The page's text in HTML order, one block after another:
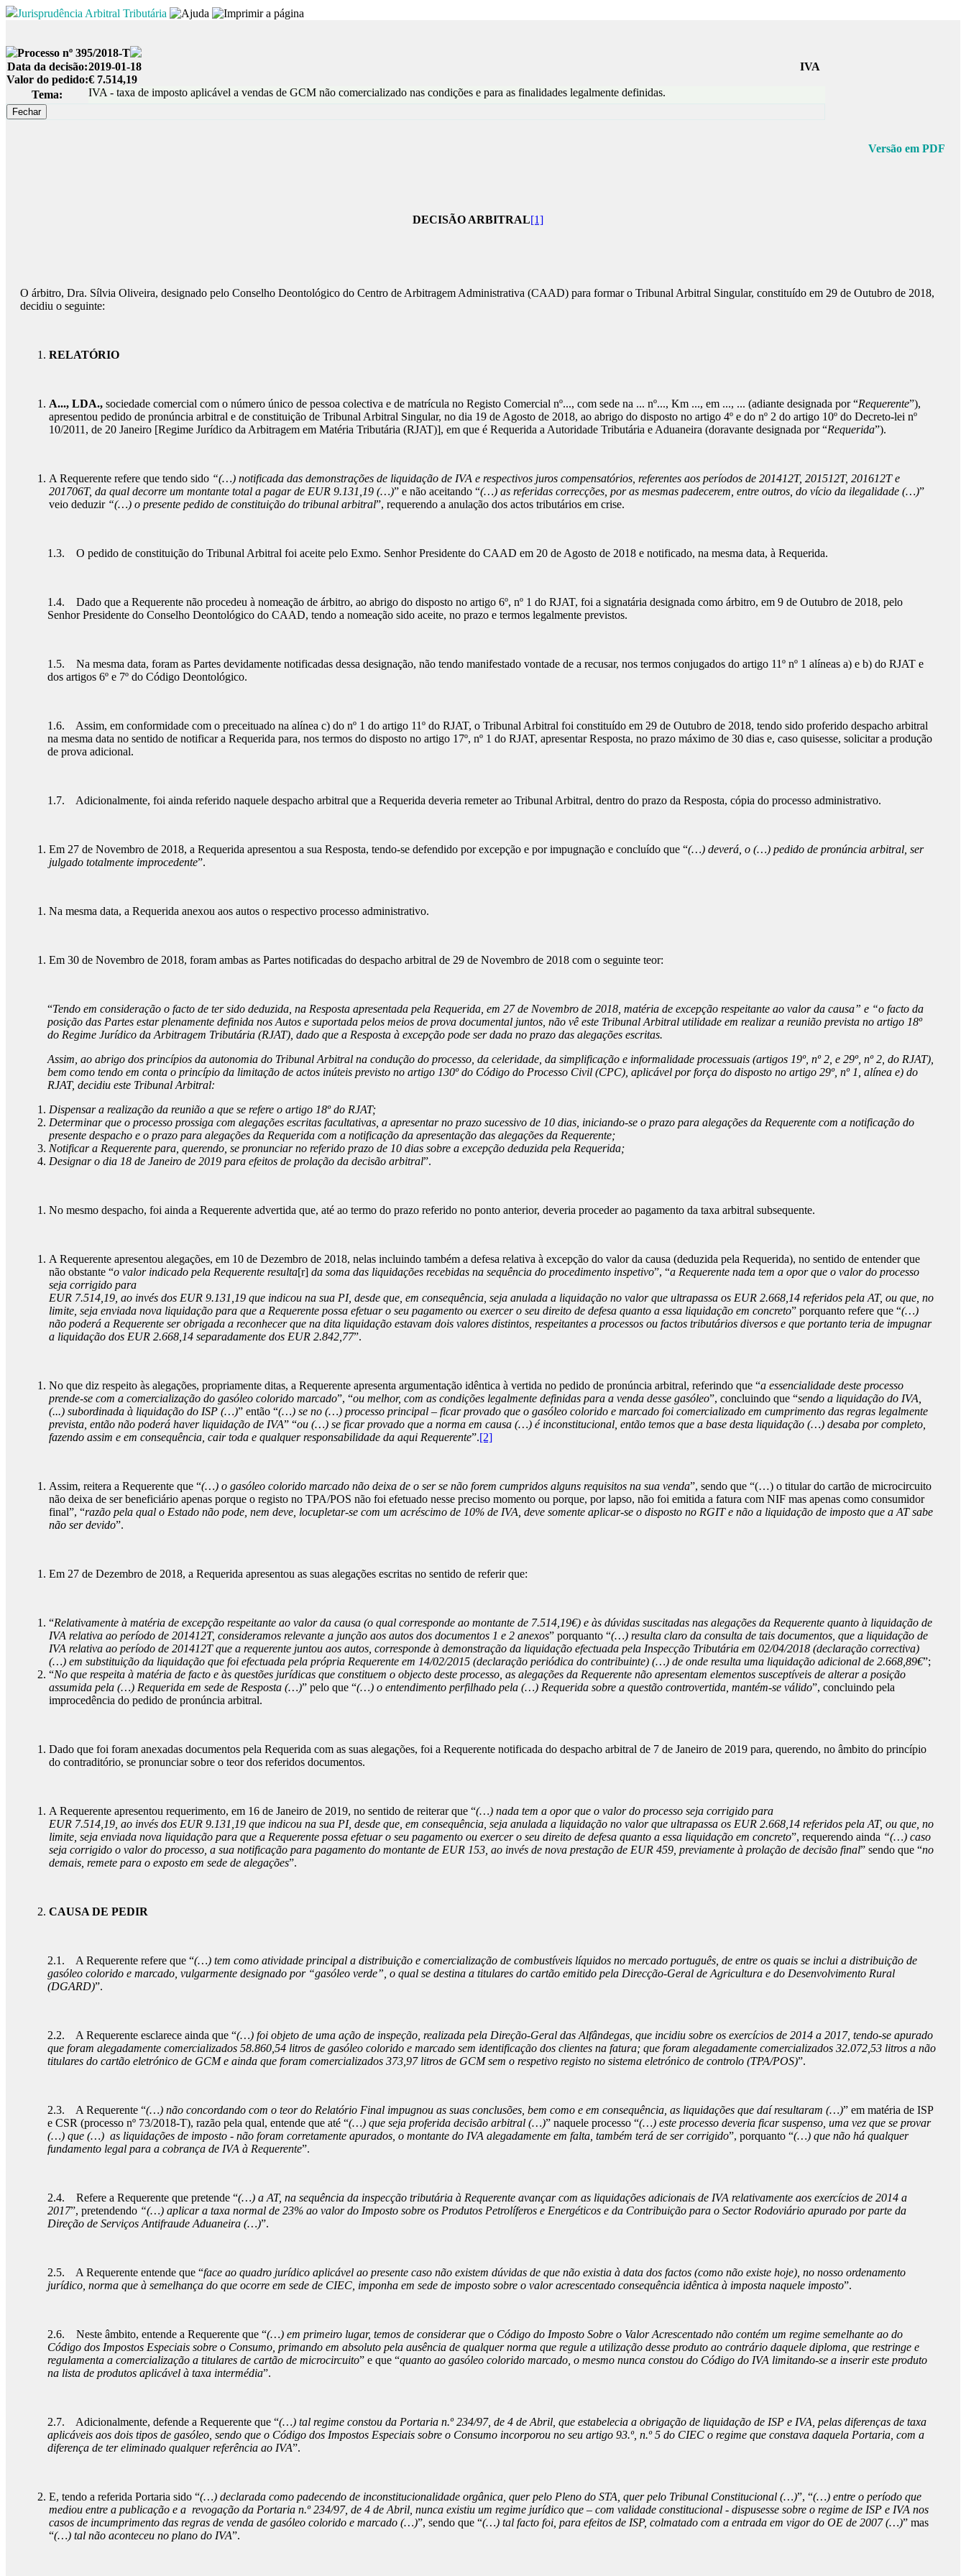
Jurisprudência Arbitral Tributária
Processo nº 395/2018-T
Data da decisão:2019-01-18
IVA
Valor do pedido:€ 7.514,19
Tema:
IVA - taxa de imposto aplicável a vendas de GCM não comercializado nas condições e para as finalidades legalmente definidas.
Versão em PDF
DECISÃO ARBITRAL[1]
O árbitro, Dra. Sílvia Oliveira, designado pelo Conselho Deontológico do Centro de Arbitragem Administrativa (CAAD) para formar o Tribunal Arbitral Singular, constituído em 29 de Outubro de 2018,
decidiu o seguinte:
RELATÓRIO
A..., LDA., sociedade comercial com o número único de pessoa colectiva e de matrícula no Registo Comercial nº..., com sede na ... nº..., Km ..., em ..., ... (adiante designada por “Requerente”),
apresentou pedido de pronúncia arbitral e de constituição de Tribunal Arbitral Singular, no dia 19 de Agosto de 2018, ao abrigo do disposto no artigo 4º e do nº 2 do artigo 10º do Decreto-lei nº
10/2011, de 20 Janeiro [Regime Jurídico da Arbitragem em Matéria Tributária (RJAT)], em que é Requerida a Autoridade Tributária e Aduaneira (doravante designada por “Requerida”).
A Requerente refere que tendo sido “(…) notificada das demonstrações de liquidação de IVA e respectivos juros compensatórios, referentes aos períodos de 201412T, 201512T, 201612T e
201706T, da qual decorre um montante total a pagar de EUR 9.131,19 (…)” e não aceitando “(…) as referidas correcções, por as mesmas padecerem, entre outros, do vício da ilegalidade (…)”
veio deduzir “(…) o presente pedido de constituição do tribunal arbitral”, requerendo a anulação dos actos tributários em crise.
1.3. O pedido de constituição do Tribunal Arbitral foi aceite pelo Exmo. Senhor Presidente do CAAD em 20 de Agosto de 2018 e notificado, na mesma data, à Requerida.
1.4. Dado que a Requerente não procedeu à nomeação de árbitro, ao abrigo do disposto no artigo 6º, nº 1 do RJAT, foi a signatária designada como árbitro, em 9 de Outubro de 2018, pelo
Senhor Presidente do Conselho Deontológico do CAAD, tendo a nomeação sido aceite, no prazo e termos legalmente previstos.
1.5. Na mesma data, foram as Partes devidamente notificadas dessa designação, não tendo manifestado vontade de a recusar, nos termos conjugados do artigo 11º nº 1 alíneas a) e b) do RJAT e
dos artigos 6º e 7º do Código Deontológico.
1.6. Assim, em conformidade com o preceituado na alínea c) do nº 1 do artigo 11º do RJAT, o Tribunal Arbitral foi constituído em 29 de Outubro de 2018, tendo sido proferido despacho arbitral
na mesma data no sentido de notificar a Requerida para, nos termos do disposto no artigo 17º, nº 1 do RJAT, apresentar Resposta, no prazo máximo de 30 dias e, caso quisesse, solicitar a produção
de prova adicional.
1.7. Adicionalmente, foi ainda referido naquele despacho arbitral que a Requerida deveria remeter ao Tribunal Arbitral, dentro do prazo da Resposta, cópia do processo administrativo.
Em 27 de Novembro de 2018, a Requerida apresentou a sua Resposta, tendo-se defendido por excepção e por impugnação e concluído que “(…) deverá, o (…) pedido de pronúncia arbitral, ser
julgado totalmente improcedente”.
Na mesma data, a Requerida anexou aos autos o respectivo processo administrativo.
Em 30 de Novembro de 2018, foram ambas as Partes notificadas do despacho arbitral de 29 de Novembro de 2018 com o seguinte teor:
“Tendo em consideração o facto de ter sido deduzida, na Resposta apresentada pela Requerida, em 27 de Novembro de 2018, matéria de excepção respeitante ao valor da causa” e “o facto da
posição das Partes estar plenamente definida nos Autos e suportada pelos meios de prova documental juntos, não vê este Tribunal Arbitral utilidade em realizar a reunião prevista no artigo 18º
do Regime Jurídico da Arbitragem Tributária (RJAT), dado que a Resposta à excepção pode ser dada no prazo das alegações escritas.
Assim, ao abrigo dos princípios da autonomia do Tribunal Arbitral na condução do processo, da celeridade, da simplificação e informalidade processuais (artigos 19º, nº 2, e 29º, nº 2, do RJAT),
bem como tendo em conta o princípio da limitação de actos inúteis previsto no artigo 130º do Código do Processo Civil (CPC), aplicável por força do disposto no artigo 29º, nº 1, alínea e) do
RJAT, decidiu este Tribunal Arbitral:
Dispensar a realização da reunião a que se refere o artigo 18º do RJAT;
Determinar que o processo prossiga com alegações escritas facultativas, a apresentar no prazo sucessivo de 10 dias, iniciando-se o prazo para alegações da Requerente com a notificação do
presente despacho e o prazo para alegações da Requerida com a notificação da apresentação das alegações da Requerente;
Notificar a Requerente para, querendo, se pronunciar no referido prazo de 10 dias sobre a excepção deduzida pela Requerida;
Designar o dia 18 de Janeiro de 2019 para efeitos de prolação da decisão arbitral”.
No mesmo despacho, foi ainda a Requerente advertida que, até ao termo do prazo referido no ponto anterior, deveria proceder ao pagamento da taxa arbitral subsequente.
A Requerente apresentou alegações, em 10 de Dezembro de 2018, nelas incluindo também a defesa relativa à excepção do valor da causa (deduzida pela Requerida), no sentido de entender que
não obstante “o valor indicado pela Requerente resulta[r] da soma das liquidações recebidas na sequência do procedimento inspetivo”, “a Requerente nada tem a opor que o valor do processo
seja corrigido para
EUR 7.514,19, ao invés dos EUR 9.131,19 que indicou na sua PI, desde que, em consequência, seja anulada a liquidação no valor que ultrapassa os EUR 2.668,14 referidos pela AT, ou que, no
limite, seja enviada nova liquidação para que a Requerente possa efetuar o seu pagamento ou exercer o seu direito de defesa quanto a essa liquidação em concreto” porquanto refere que “(…)
não poderá a Requerente ser obrigada a reconhecer que na dita liquidação estavam dois valores distintos, respeitantes a processos ou factos tributários diversos e que portanto teria de impugnar
a liquidação dos EUR 2.668,14 separadamente dos EUR 2.842,77”.
No que diz respeito às alegações, propriamente ditas, a Requerente apresenta argumentação idêntica à vertida no pedido de pronúncia arbitral, referindo que “a essencialidade deste processo
prende-se com a comercialização do gasóleo colorido marcado”, “ou melhor, com as condições legalmente definidas para a venda desse gasóleo”, concluindo que “sendo a liquidação do IVA,
(...) subordinada à liquidação do ISP (…)” então “(…) se no (…) processo principal – ficar provado que o gasóleo colorido e marcado foi comercializado em cumprimento das regras legalmente
prevista, então não poderá haver liquidação de IVA” “ou (…) se ficar provado que a norma em causa (…) é inconstitucional, então temos que a base desta liquidação (…) desaba por completo,
fazendo assim e em consequência, cair toda e qualquer responsabilidade da aqui Requerente”.[2]
Assim, reitera a Requerente que “(…) o gasóleo colorido marcado não deixa de o ser se não forem cumpridos alguns requisitos na sua venda”, sendo que “(…) o titular do cartão de microcircuito
não deixa de ser beneficiário apenas porque o registo no TPA/POS não foi efetuado nesse preciso momento ou porque, por lapso, não foi emitida a fatura com NIF mas apenas como consumidor
final”, “razão pela qual o Estado não pode, nem deve, locupletar-se com um acréscimo de 10% de IVA, deve somente aplicar-se o disposto no RGIT e não a liquidação de imposto que a AT sabe
não ser devido”.
Em 27 de Dezembro de 2018, a Requerida apresentou as suas alegações escritas no sentido de referir que:
“Relativamente à matéria de excepção respeitante ao valor da causa (o qual corresponde ao montante de 7.514,19€) e às dúvidas suscitadas nas alegações da Requerente quanto à liquidação de
IVA relativa ao período de 201412T, consideramos relevante a junção aos autos dos documentos 1 e 2 anexos” porquanto “(…) resulta claro da consulta de tais documentos, que a liquidação de
IVA relativa ao período de 201412T que a requerente juntou aos autos, corresponde à demonstração da liquidação efectuada pela Inspecção Tributária em 02/04/2018 (declaração correctiva)
(…) em substituição da liquidação que foi efectuada pela própria Requerente em 14/02/2015 (declaração periódica do contribuinte) (…) de onde resulta uma liquidação adicional de 2.668,89€”;
“No que respeita à matéria de facto e às questões jurídicas que constituem o objecto deste processo, as alegações da Requerente não apresentam elementos susceptíveis de alterar a posição
assumida pela (…) Requerida em sede de Resposta (…)” pelo que “(…) o entendimento perfilhado pela (…) Requerida sobre a questão controvertida, mantém-se válido”, concluindo pela
improcedência do pedido de pronúncia arbitral.
Dado que foi foram anexadas documentos pela Requerida com as suas alegações, foi a Requerente notificada do despacho arbitral de 7 de Janeiro de 2019 para, querendo, no âmbito do princípio
do contraditório, se pronunciar sobre o teor dos referidos documentos.
A Requerente apresentou requerimento, em 16 de Janeiro de 2019, no sentido de reiterar que “(…) nada tem a opor que o valor do processo seja corrigido para
EUR 7.514,19, ao invés dos EUR 9.131,19 que indicou na sua PI, desde que, em consequência, seja anulada a liquidação no valor que ultrapassa os EUR 2.668,14 referidos pela AT, ou que, no
limite, seja enviada nova liquidação para que a Requerente possa efetuar o seu pagamento ou exercer o seu direito de defesa quanto a essa liquidação em concreto”, requerendo ainda “(…) caso
seja corrigido o valor do processo, a sua notificação para pagamento do montante de EUR 153, ao invés de nova prestação de EUR 459, previamente à prolação de decisão final” sendo que “no
demais, remete para o exposto em sede de alegações”.
CAUSA DE PEDIR
2.1. A Requerente refere que “(…) tem como atividade principal a distribuição e comercialização de combustíveis líquidos no mercado português, de entre os quais se inclui a distribuição de
gasóleo colorido e marcado, vulgarmente designado por “gasóleo verde”, o qual se destina a titulares do cartão emitido pela Direcção-Geral de Agricultura e do Desenvolvimento Rural
(DGARD)”.
2.2. A Requerente esclarece ainda que “(…) foi objeto de uma ação de inspeção, realizada pela Direção-Geral das Alfândegas, que incidiu sobre os exercícios de 2014 a 2017, tendo-se apurado
que foram alegadamente comercializados 58.860,54 litros de gasóleo colorido e marcado sem identificação dos clientes na fatura; que foram alegadamente comercializados 32.072,53 litros a não
titulares do cartão eletrónico de GCM e ainda que foram comercializados 373,97 litros de GCM sem o respetivo registo no sistema eletrónico de controlo (TPA/POS)”.
2.3. A Requerente “(…) não concordando com o teor do Relatório Final impugnou as suas conclusões, bem como e em consequência, as liquidações que daí resultaram (…)” em matéria de ISP
e CSR (processo nº 73/2018-T), razão pela qual, entende que até “(…) que seja proferida decisão arbitral (…)” naquele processo “(…) este processo deveria ficar suspenso, uma vez que se provar
(…) que (…) as liquidações de imposto - não foram corretamente apurados, o montante do IVA alegadamente em falta, também terá de ser corrigido”, porquanto “(…) que não há qualquer
fundamento legal para a cobrança de IVA à Requerente”.
2.4. Refere a Requerente que pretende “(…) a AT, na sequência da inspecção tributária à Requerente avançar com as liquidações adicionais de IVA relativamente aos exercícios de 2014 a
2017”, pretendendo “(…) aplicar a taxa normal de 23% ao valor do Imposto sobre os Produtos Petrolíferos e Energéticos e da Contribuição para o Sector Rodoviário apurado por parte da
Direção de Serviços Antifraude Aduaneira (…)”.
2.5. A Requerente entende que “face ao quadro jurídico aplicável ao presente caso não existem dúvidas de que não existia à data dos factos (como não existe hoje), no nosso ordenamento
jurídico, norma que à semelhança do que ocorre em sede de CIEC, imponha em sede de imposto sobre o valor acrescentado consequência idêntica à imposta naquele imposto”.
2.6. Neste âmbito, entende a Requerente que “(…) em primeiro lugar, temos de considerar que o Código do Imposto Sobre o Valor Acrescentado não contém um regime semelhante ao do
Código dos Impostos Especiais sobre o Consumo, primando em absoluto pela ausência de qualquer norma que regule a utilização desse produto ao contrário daquele diploma, que restringe e
regulamenta a comercialização a titulares de cartão de microcircuito” e que “quanto ao gasóleo colorido marcado, o mesmo nunca constou do Código do IVA limitando-se a inserir este produto
na lista de produtos aplicável à taxa intermédia”.
2.7. Adicionalmente, defende a Requerente que “(…) tal regime constou da Portaria n.º 234/97, de 4 de Abril, que estabelecia a obrigação de liquidação de ISP e IVA, pelas diferenças de taxa
aplicáveis aos dois tipos de gasóleo, sendo que o Código dos Impostos Especiais sobre o Consumo incorporou no seu artigo 93.º, n.º 5 do CIEC o regime que constava daquela Portaria, com a
diferença de ter eliminado qualquer referência ao IVA”.
E, tendo a referida Portaria sido “(…) declarada como padecendo de inconstitucionalidade orgânica, quer pelo Pleno do STA, quer pelo Tribunal Constitucional (…)”, “(…) entre o período que
mediou entre a publicação e a revogação da Portaria n.º 234/97, de 4 de Abril, nunca existiu um regime jurídico que – com validade constitucional - dispusesse sobre o regime de ISP e IVA nos
casos de incumprimento das regras de venda de gasóleo colorido e marcado (…)”, sendo que “(…) tal facto foi, para efeitos de ISP, colmatado com a entrada em vigor do OE de 2007 (…)” mas
“(…) tal não aconteceu no plano do IVA”.